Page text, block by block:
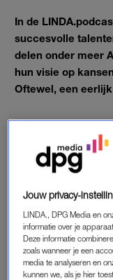
In de
succesvolle
delen onder meer
hun visie op
Oftewel, een
Het beste nieuws?
Jouw privacy-
LINDA., DPG Media en
informatie over je
Deze informatie
zoals wanneer je een
media te analyseren en
kunnen we, als je hier